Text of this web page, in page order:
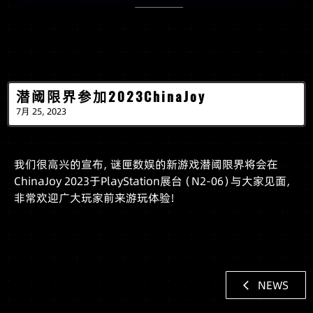
潜阈限界参加2023ChinaJoy
7月 25, 2023
我们很高兴的宣布，谜匣数娱的新游戏潜阈限界将会在
ChinaJoy 2023于PlayStation展台（N2-06）与大家见面，
非常欢迎广大玩家前来游玩体验！
NEWS